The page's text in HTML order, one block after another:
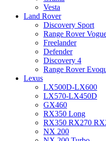
Vesta
Land Rover
Discovery Sport
Range Rover
Freelander
Defender
Discovery 4
Range Rover
Lexus
LX500D-LX600
LX570-LX450D
GX460
RX350 Long
RX350 RX270
NX 200